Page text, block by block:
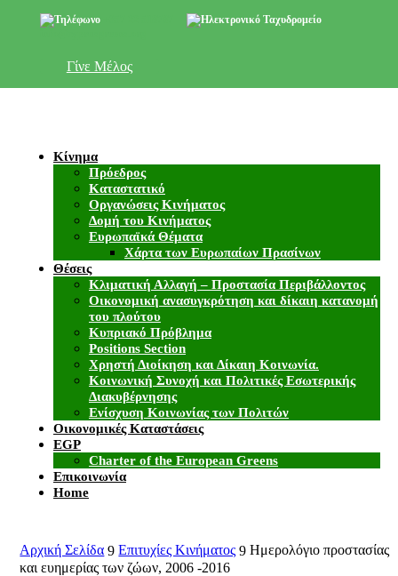
Γίνε Μέλος
Κίνημα
Πρόεδρος
Καταστατικό
Οργανώσεις Κινήματος
Δομή του Κινήματος
Ευρωπαϊκά Θέματα
Χάρτα των Ευρωπαίων Πρασίνων
Θέσεις
Κλιματική Αλλαγή – Προστασία Περιβάλλοντος
Οικονομική ανασυγκρότηση και δίκαιη κατανομή
του πλούτου
Κυπριακό Πρόβλημα
Positions Section
Χρηστή Διοίκηση και Δίκαιη Κοινωνία.
Κοινωνική Συνοχή και Πολιτικές Εσωτερικής
Διακυβέρνησης
Ενίσχυση Κοινωνίας των Πολιτών
Οικονομικές Καταστάσεις
EGP
Charter of the European Greens
Επικοινωνία
Home
Αρχική Σελίδα 9 Επιτυχίες Κινήματος 9 Ημερολόγιο προστασίας
και ευημερίας των ζώων, 2006 -2016